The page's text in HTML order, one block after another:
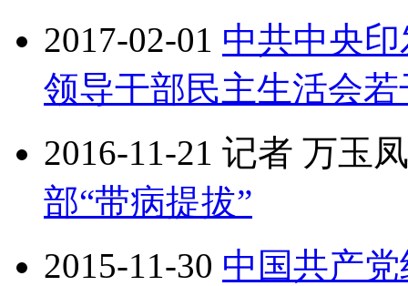
2017-02-01 中共中央
领导干部民主生活会
2016-11-21 记者 万玉凤
部“带病提拔”
2015-11-30 中国共产